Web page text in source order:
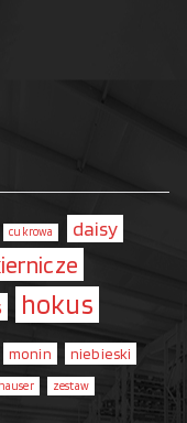
cukrowa daisy
hokus
monin niebieski
zestaw